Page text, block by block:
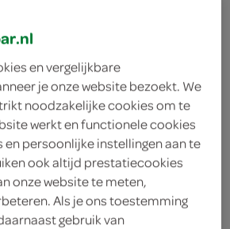
vegetarisch biologisch
Jos Poell Bladerdeegschelp
Gesuikerde
6 Stuks
en vergelijkbare
je onze website bezoekt. We
noodzakelijke cookies om te
werkt en functionele cookies
persoonlijke instellingen aan te
ook altijd prestatiecookies
onze website te meten,
Als je ons toestemming
gebruik van